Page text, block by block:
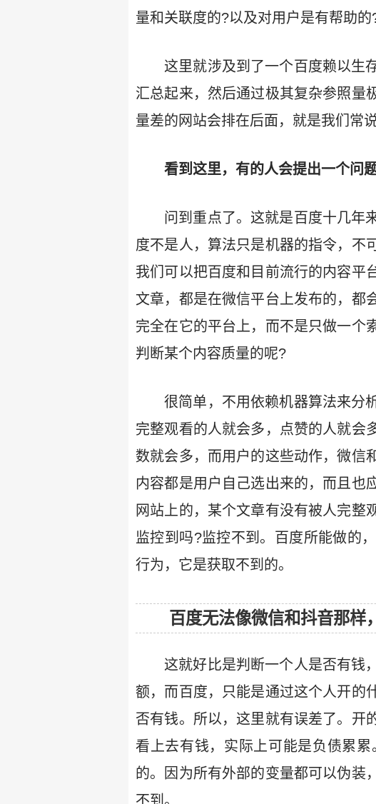
量和关联度的?以及对用户是有帮助的
这里就涉及到了一个百度赖以生
汇总起来，然后通过极其复杂参照量
量差的网站会排在后面，就是我们常
看到这里，有的人会提出一个问
问到重点了。这就是百度十几年
度不是人，算法只是机器的指令，不
我们可以把百度和目前流行的内容平台
文章，都是在微信平台上发布的，都
完全在它的平台上，而不是只做一个
判断某个内容质量的呢?
很简单，不用依赖机器算法来分
完整观看的人就会多，点赞的人就会
数就会多，而用户的这些动作，微信
内容都是用户自己选出来的，而且也
网站上的，某个文章有没有被人完整
监控到吗?监控不到。百度所能做的
行为，它是获取不到的。
百度无法像微信和抖音那样
这就好比是判断一个人是否有钱
额，而百度，只能是通过这个人开的
否有钱。所以，这里就有误差了。开
看上去有钱，实际上可能是负债累
的。因为所有外部的变量都可以伪装
不到。